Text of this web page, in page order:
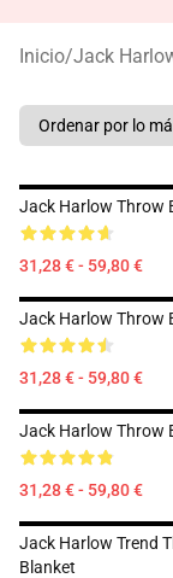
Inicio/Jack
Jack Harlow Throw
31,28 € - 59,80 €
Jack Harlow Throw
31,28 € - 59,80 €
Jack Harlow Throw
31,28 € - 59,80 €
Jack Harlow Trend
Blanket